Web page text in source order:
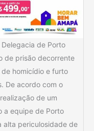
de Porto
de prisão decorrente
homicídio e furto
De acordo com o
de um
a equipe de Porto
alta periculosidade de